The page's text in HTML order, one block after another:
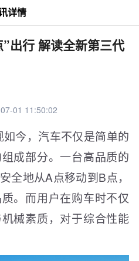
详情
出行 解读全新第三代
01 11:50:02
如今，汽车不仅是简单的
成部分。一台高品质的
全地从A点移动到B点，
。而用户在购车时不仅
械素质，对于综合性能